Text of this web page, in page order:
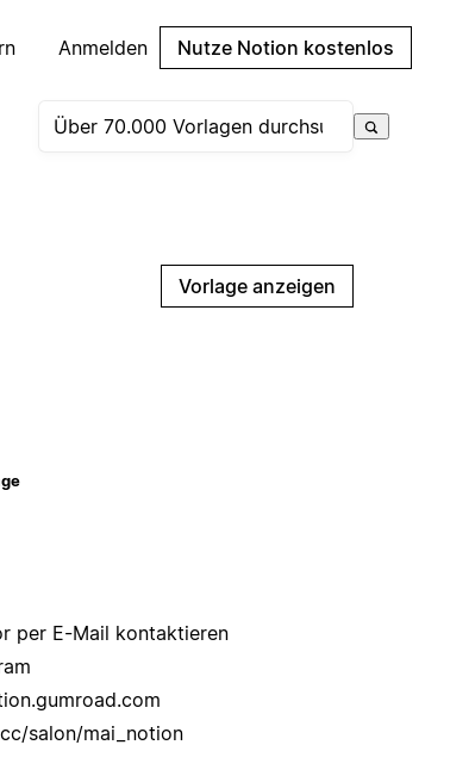
Anmelden Nutze Notion kostenlos
Vorlage anzeigen
per E-Mail kontaktieren
salon/mai_notion